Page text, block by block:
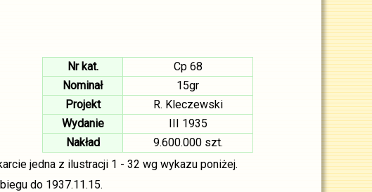
Nr kat.
Cp 68
Nominał
15gr
Projekt
R. Kleczewski
Wydanie
III 1935
Nakład
9.600.000 szt.
jedna z ilustracji 1 - 32 wg wykazu poniżej.
do 1937.11.15.